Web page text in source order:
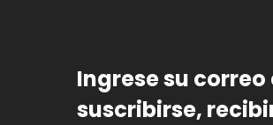
Ingrese su
suscribirse,